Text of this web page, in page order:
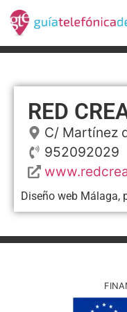
RED
C/ Martínez
952092029
Diseño web Málaga,